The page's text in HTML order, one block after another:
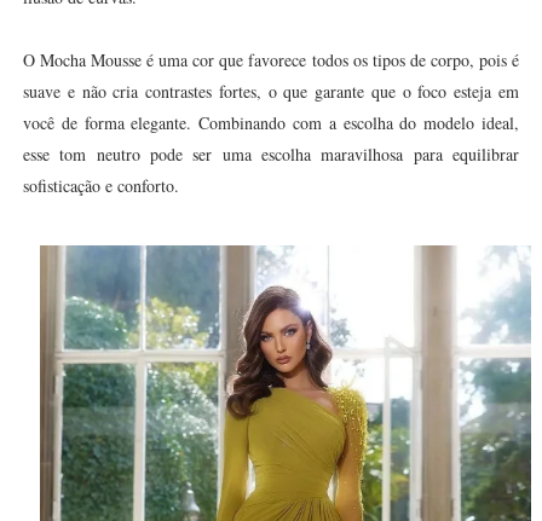
O Mocha Mousse é uma cor que favorece todos os tipos de corpo, pois é
suave e não cria contrastes fortes, o que garante que o foco esteja em
você de forma elegante. Combinando com a escolha do modelo ideal,
esse tom neutro pode ser uma escolha maravilhosa para equilibrar
sofisticação e conforto.